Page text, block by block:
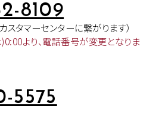
8109
スタマーセンターに繋がります）
より、電話番号が変更となりま
5575